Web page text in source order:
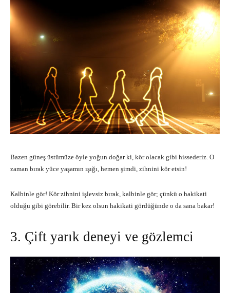
Bazen güneş üstümüze öyle yoğun doğar ki, kör olacak gibi hissederiz. O
zaman bırak yüce yaşamın ışığı, hemen şimdi, zihnini kör etsin!
Kalbinle gör! Kör zihnini işlevsiz bırak, kalbinle gör; çünkü o hakikati
olduğu gibi görebilir. Bir kez olsun hakikati gördüğünde o da sana bakar!
3. Çift yarık deneyi ve gözlemci